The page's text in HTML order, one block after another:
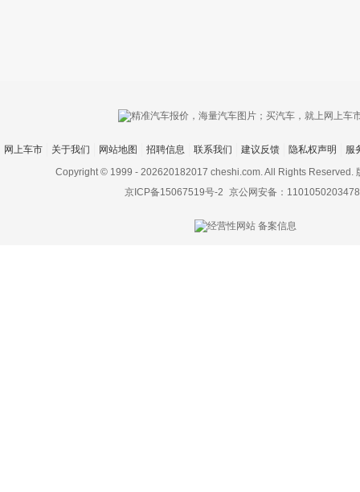
上传图片最多
网上车市 关于我们 网站地图 招聘信息 联系我们 建议反馈 隐私权声明
服
Copyright © 1999 - 202620182017 cheshi.com. All Rights Reserved.
京ICP备15067519号-2 京公网安备：